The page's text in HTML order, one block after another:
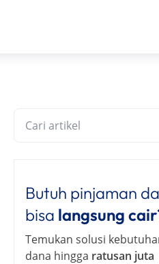
Butuh pinjaman
bisa langsung
Temukan solusi
dana hingga ratusan juta